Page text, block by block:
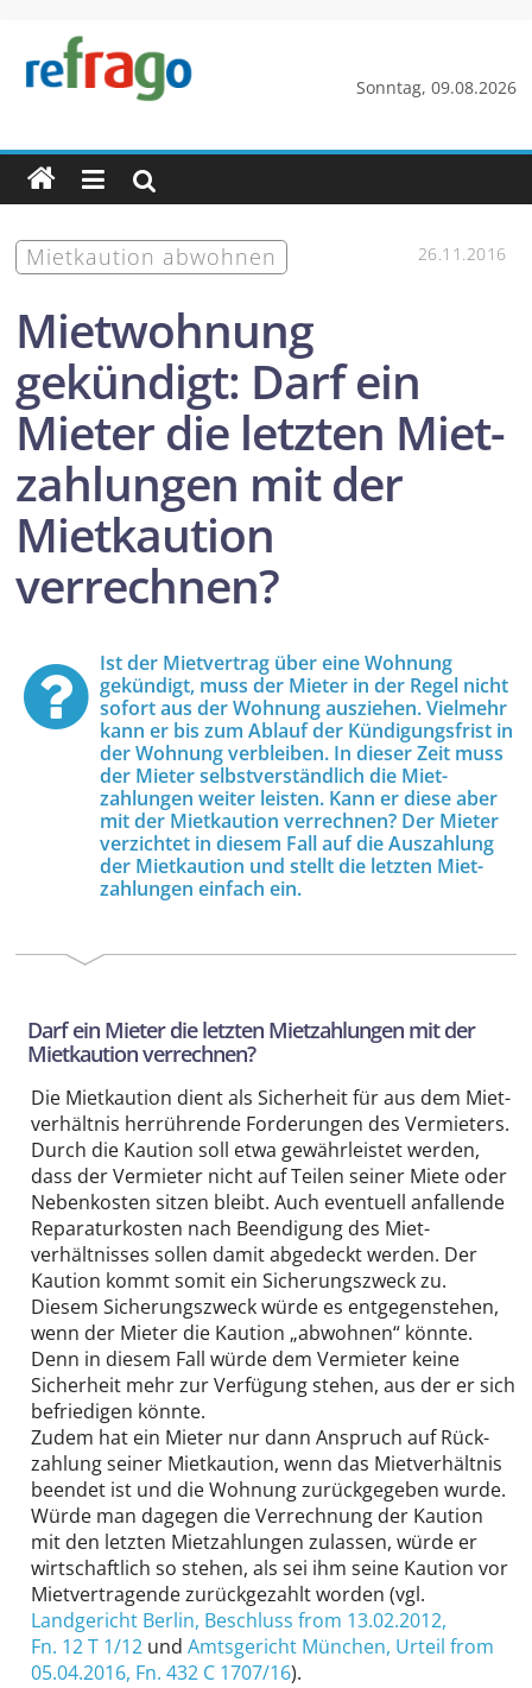
springen
Sonntag, 09.08.2026
refrago
Rechtsfragen
online
verständlich
erklärt
–Mietkaution abwohnen 26.11.2016
Mietwohnung
gekündigt: Darf ein
Mieter die letzten Miet­
zahlungen mit der
Mietkaution
verrechnen?
Ist der Mietvertrag über eine Wohnung
gekündigt, muss der Mieter in der Regel nicht
sofort aus der Wohnung ausziehen. Vielmehr
kann er bis zum Ablauf der Kündigungs­frist in
der Wohnung verbleiben. In dieser Zeit muss
der Mieter selbstverständlich die Miet­
zahlungen weiter leisten. Kann er diese aber
mit der Mietkaution verrechnen? Der Mieter
verzichtet in diesem Fall auf die Auszahlung
der Mietkaution und stellt die letzten Miet­
zahlungen einfach ein.
Darf ein Mieter die letzten Miet­zahlungen mit der
Mietkaution verrechnen?
Die Mietkaution dient als Sicherheit für aus dem Miet­
verhältnis her­rührende Forderungen des Vermieters.
Durch die Kaution soll etwa gewähr­leistet werden,
dass der Vermieter nicht auf Teilen seiner Miete oder
Nebenkosten sitzen bleibt. Auch eventuell anfallende
Reparatur­kosten nach Beendigung des Miet­
verhältnisses sollen damit abgedeckt werden. Der
Kaution kommt somit ein Sicherungs­zweck zu.
Diesem Sicherungs­zweck würde es entgegen­stehen,
wenn der Mieter die Kaution „abwohnen“ könnte.
Denn in diesem Fall würde dem Vermieter keine
Sicherheit mehr zur Verfügung stehen, aus der er sich
befriedigen könnte.
Zudem hat ein Mieter nur dann Anspruch auf Rück­
zahlung seiner Mietkaution, wenn das Miet­verhältnis
beendet ist und die Wohnung zurück­gegeben wurde.
Würde man dagegen die Verrechnung der Kaution
mit den letzten Miet­zahlungen zulassen, würde er
wirtschaftlich so stehen, als sei ihm seine Kaution vor
Miet­vertrag­ende zurück­gezahlt worden (vgl.
Landgericht Berlin, Beschluss from 13.02.2012,
Fn. 12 T 1/12 undAmtsgericht München, Urteil from
05.04.2016, Fn. 432 C 1707/16).